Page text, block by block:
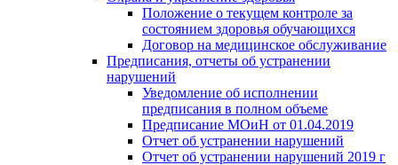
Положение о текущем контроле за
состоянием здоровья обучающихся
Договор на медицинское обслуживание
Предписания, отчеты об устранении
нарушений
Уведомление об исполнении
предписания в полном объеме
Предписание МОиН от 01.04.2019
Отчет об устранении нарушений
Отчет об устранении нарушений 2019 г